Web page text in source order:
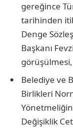
gereğince
tarihinden
Denge
Başkanı
Belediye ve
Birlikleri
Değişiklik